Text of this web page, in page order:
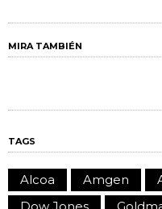
MIRA TAMBIÉN
TAGS
Alcoa Amgen